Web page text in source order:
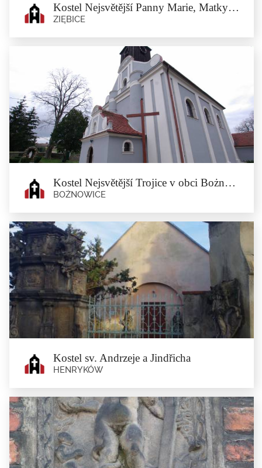
Kostel Nejsvětější Panny Marie, Matky Milosrdenství v Minsterberku
ZIĘBICE
Kostel Nejsvětější Panny Marie,
Matky Milosrdenství v Minsterberku
Ziębice
Bývalý evangelický kostel sv. Jana byla postavený v roce 1891. Byl...
Kostel Nejsvětější Trojice v obci Bożnowice
BOŻNOWICE
Kostel Nejsvětější Trojice v obci
Bożnowice
Bożnowice
Pozdně farní kostel Nejsvětější Trojice, postavený v roce 1709,...
Kostel sv. Andrzeje a Jindřicha
HENRYKÓW
Kostel sv. Andrzeje a Jindřicha
Henryków